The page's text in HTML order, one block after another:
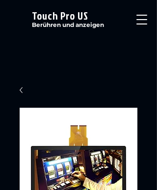
Touch Pro US
Berühren und anzeigen